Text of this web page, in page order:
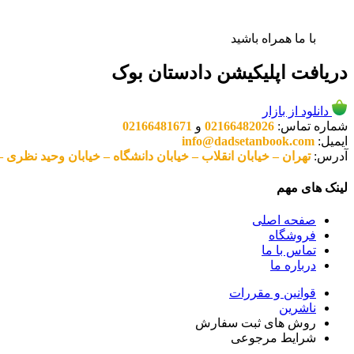
با ما همراه باشید
دریافت اپلیکیشن دادستان بوک
دانلود از بازار
شماره تماس: 02166482026 و 02166481671
ایمیل: info@dadsetanbook.com
آدرس:تهران – خیابان انقلاب – خیابان دانشگاه – خیابان وحید نظری – پلاک 49 واحد 3 کد پستی:
لینک های مهم
صفحه اصلی
فروشگاه
تماس با ما
درباره ما
قوانین و مقررات
ناشرین
روش های ثبت سفارش
شرایط مرجوعی